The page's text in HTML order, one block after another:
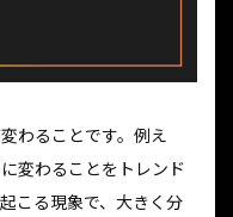
わることです。例え
変わることをトレンド
こる現象で、大きく分